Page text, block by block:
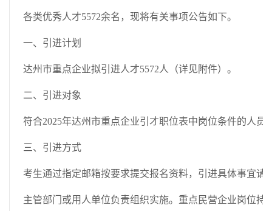
各类优秀人才5572余名，现将有关事项公告如下。
一、引进计划
达州市重点企业拟引进人才5572人（详见附件）。
二、引进对象
符合2025年达州市重点企业引才职位表中岗位条件的人员
三、引进方式
考生通过指定邮箱按要求提交报名资料，引进具体事宜请
主管部门或用人单位负责组织实施。重点民营企业岗位持